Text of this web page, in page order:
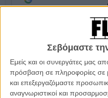
Σεβόμαστε
Εμείς και οι συνεργάτες μας
πρόσβαση σε πληροφορίες
και επεξεργαζόμαστε
αναγνωριστικοί και
Μπορεί οι «Απόγονοι» και το
έναν πατέρα και το γιο του που
τα «Πλαγίως» και «Σχετικά με
θέλουμε να δούμε από τον
κόμικ του Ντάνιελ Κλόους